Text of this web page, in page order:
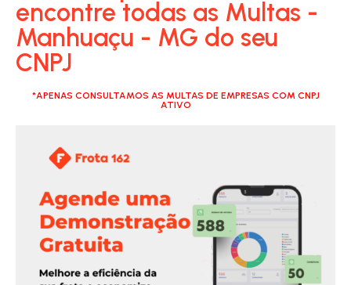
encontre todas as Multas -
Manhuaçu - MG do seu
CNPJ
*APENAS CONSULTAMOS AS MULTAS DE EMPRESAS COM CNPJ
ATIVO